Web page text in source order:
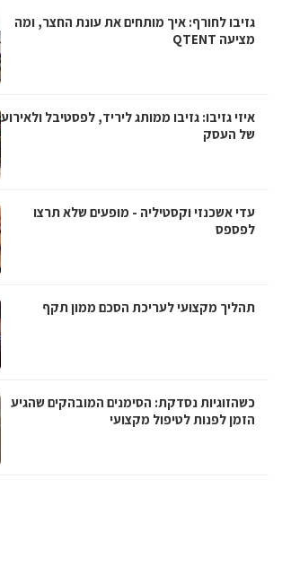
גזיבו לחורף: איך מותחים את עונת החצר, ומה
מציעה QTENT
איזי גזיבו: גזיבו ממותג ליריד, לפסטיבל ולאירוע
של העסק
עדי אשכנזי וקסטיליה - מופעים שלא תרצו
לפספס
תהליך מקצועי לעריכת הסכם ממון תקף
כשהזוגיות נסדקת: הסימנים המובהקים שהגיע
הזמן לפנות לטיפול מקצועי